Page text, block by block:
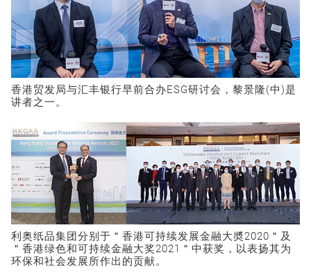
香港贸发局与汇丰银行早前合办ESG研讨会，黎景隆(中)是
讲者之一。
利奥纸品集团分别于＂香港可持续发展金融大奬2020＂及
＂香港绿色和可持续金融大奖2021＂中获奖，以表扬其为
环保和社会发展所作出的贡献。